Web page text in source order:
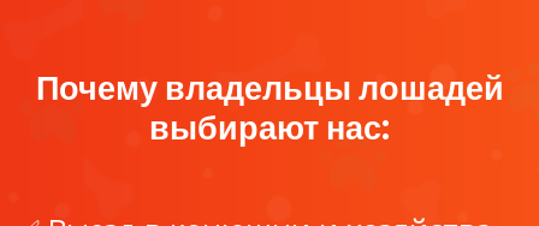
Почему владельцы лошадей
выбирают нас: